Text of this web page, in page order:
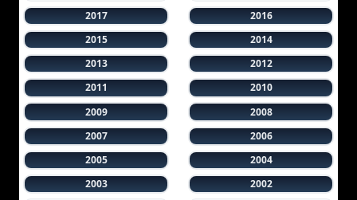
2017
2016
2015
2014
2013
2012
2011
2010
2009
2008
2007
2006
2005
2004
2003
2002